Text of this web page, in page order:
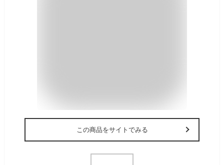
この商品をサイトでみる